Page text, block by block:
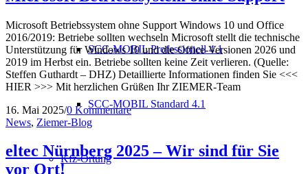
SCC-MOBIL Professionell 4.1
SCC-MOBIL Standard 4.1
Kfz-Ortung
Microsoft Betriebssystem ohne Support Windows 10 und Office
2016/2019: Betriebe sollten wechseln Microsoft stellt die technische
Unterstützung für Windows 10 und die Office-Versionen 2026 und
2019 im Herbst ein. Betriebe sollten keine Zeit verlieren. (Quelle:
Steffen Guthardt – DHZ) Detaillierte Informationen finden Sie <<<
HIER >>> Mit herzlichen Grüßen Ihr ZIEMER-Team
16. Mai 2025/0 Kommentare
News, Ziemer-Blog
eltec Nürnberg 2025 – Wir sind für Sie
vor Ort!